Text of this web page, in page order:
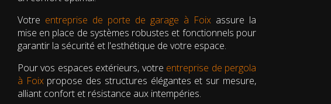
Votre entreprise de porte de garage à Foix assure la
mise en place de systèmes robustes et fonctionnels pour
garantir la sécurité et l'esthétique de votre espace.
Pour vos espaces extérieurs, votre entreprise de pergola
à Foixpropose des structures élégantes et sur mesure,
alliant confort et résistance aux intempéries.